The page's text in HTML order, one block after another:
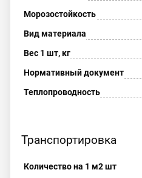
Морозостойкость
Вид материала
Вес 1 шт, кг
Нормативный документ
Теплопроводность
Транспортировка
Количество на 1 м2 шт